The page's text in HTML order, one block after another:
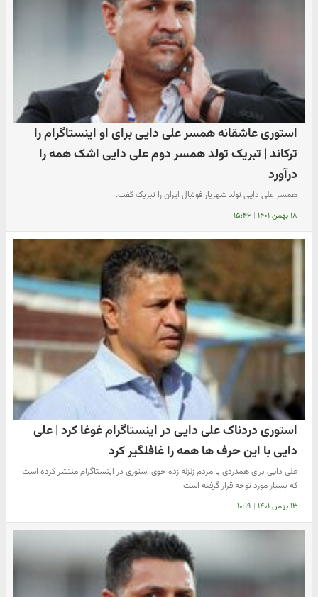
استوری عاشقانه همسر علی دایی برای او اینستاگرام را
ترکاند | تبریک تولد همسر دوم علی دایی اشک همه را
درآورد
همسر علی دایی تولد شهریار فوتبال ایران را تبریک گفت.
۱۸ بهمن ۱۴۰۱ | ۱۵:۴۶
استوری دردناک علی دایی در اینستاگرام غوغا کرد | علی
دایی با این حرف ها همه را غافلگیر کرد
علی دایی برای همدردی با مردم زلزله زده خوی استوری در اینستاگرام منتشر کرده است
که بسیار مورد توجه قرار گرفته است
۱۳ بهمن ۱۴۰۱ | ۱۰:۱۹